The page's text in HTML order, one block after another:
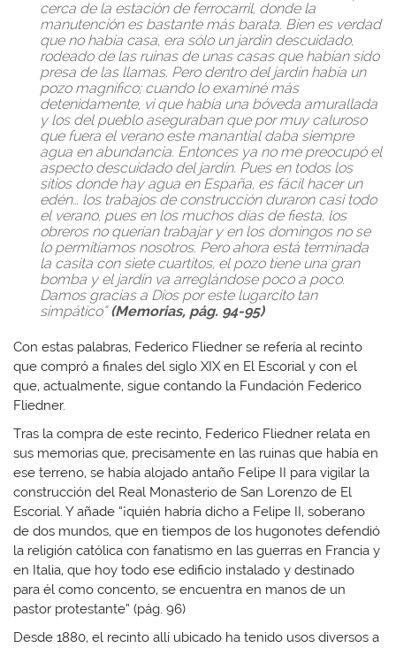
cerca de la estación de ferrocarril, donde la
manutención es bastante más barata. Bien es verdad
que no había casa, era sólo un jardín descuidado,
rodeado de las ruinas de unas casas que habían sido
presa de las llamas. Pero dentro del jardín había un
pozo magnífico; cuando lo examiné más
detenidamente, vi que había una bóveda amurallada
y los del pueblo aseguraban que por muy caluroso
que fuera el verano este manantial daba siempre
agua en abundancia. Entonces ya no me preocupó el
aspecto descuidado del jardín. Pues en todos los
sitios donde hay agua en España, es fácil hacer un
edén… los trabajos de construcción duraron casi todo
el verano, pues en los muchos días de fiesta, los
obreros no querían trabajar y en los domingos no se
lo permitíamos nosotros. Pero ahora está terminada
la casita con siete cuartitos, el pozo tiene una gran
bomba y el jardín va arreglándose poco a poco.
Damos gracias a Dios por este lugarcito tan
simpático”(Memorias, pág. 94-95)
Con estas palabras, Federico Fliedner se refería al recinto
que compró a finales del siglo XIX en El Escorial y con el
que, actualmente, sigue contando la Fundación Federico
Fliedner.
Tras la compra de este recinto, Federico Fliedner relata en
sus memorias que, precisamente en las ruinas que había en
ese terreno, se había alojado antaño Felipe II para vigilar la
construcción del Real Monasterio de San Lorenzo de El
Escorial. Y añade “¡quién habría dicho a Felipe II, soberano
de dos mundos, que en tiempos de los hugonotes defendió
la religión católica con fanatismo en las guerras en Francia y
en Italia, que hoy todo ese edificio instalado y destinado
para él como concento, se encuentra en manos de un
pastor protestante” (pág. 96)
Desde 1880, el recinto allí ubicado ha tenido usos diversos a